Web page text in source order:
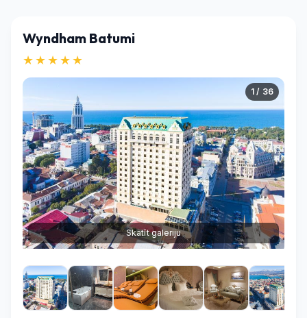
Wyndham Batumi
★★★★★
1 / 36
Skatīt galeriju